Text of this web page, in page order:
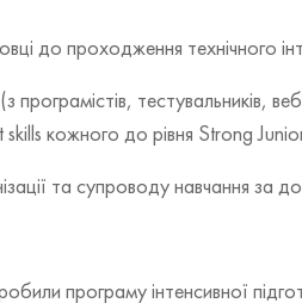
до проходження технічного
програмістів, тестувальників,
кожного до рівня Strong
та супроводу навчання за
програму інтенсивної